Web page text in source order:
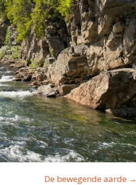
De bewegende aarde →